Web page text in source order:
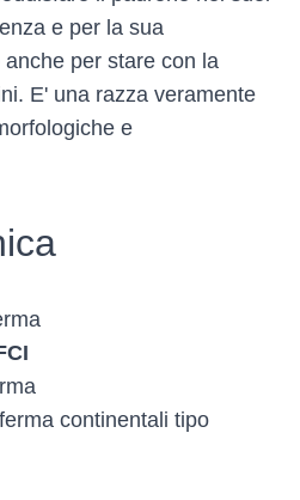
e per la sua
per stare con la
E' una razza veramente
e
continentali tipo